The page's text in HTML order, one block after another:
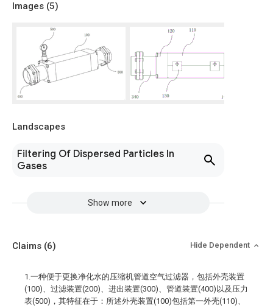
Images (5)
Landscapes
Filtering Of Dispersed Particles In
Gases
Show more
Claims (6) Hide Dependent
1.一种便于更换净化水的压缩机管道空气过滤器，包括外壳装置
(100)、过滤装置(200)、进出装置(300)、管道装置(400)以及压力
表(500)，其特征在于：所述外壳装置(100)包括第一外壳(110)、